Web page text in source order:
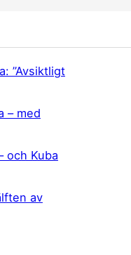
”Avsiktligt
– med
och Kuba
av